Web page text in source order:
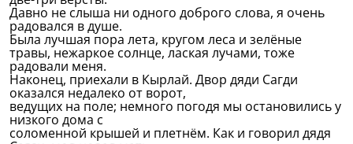
Давно не слыша ни одного доброго слова, я очень
радовался в душе.
Была лучшая пора лета, кругом леса и зелёные
травы, нежаркое солнце, лаская лучами, тоже
радовали меня.
Наконец, приехали в Кырлай. Двор дяди Сагди
оказался недалеко от ворот,
ведущих на поле; немного погодя мы остановились у
низкого дома с
соломенной крышей и плетнём. Как и говорил дядя